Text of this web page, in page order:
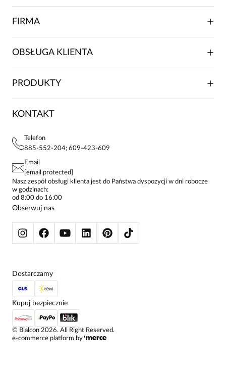
FIRMA
O NAS
FRANCZYZA
KONTAKTY
OBSŁUGA KLIENTA
SKŁADANIE ZAMÓWIENIA
FAQ
POLITYKA PRYWATNOŚCI
STREFA STAŁEGO KLIENTA
PRODUKTY
SUKIENKI
KOSZULE DAMSKIE
SPODNIE DAMSKIE
ŻAKIETY I MARYNARKI
SWETRY
BLUZY
KONTAKT
Telefon
885-552-204; 609-423-609
Email
[email protected]
Nasz zespół obsługi klienta jest do Państwa dyspozycji w dni robocze
w godzinach:
od 8:00 do 16:00
Obserwuj nas
© Bialcon 2026. All Right Reserved.
e-commerce platform by
Dostarczamy
Kupuj bezpiecznie